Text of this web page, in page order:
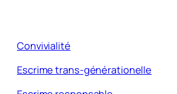
Convivialité
Escrime trans-générationelle